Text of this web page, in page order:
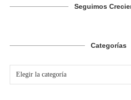
Seguimos
Categorías